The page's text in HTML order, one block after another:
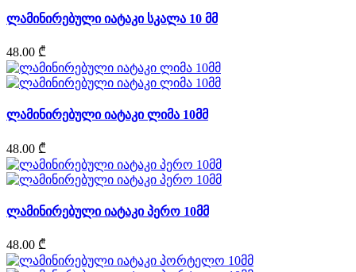
ლამინირებული იატაკი სკალა 10 მმ
48.00 ₾
ლამინირებული იატაკი ლიმა 10მმ
48.00 ₾
ლამინირებული იატაკი პერო 10მმ
48.00 ₾